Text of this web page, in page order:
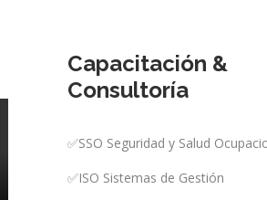
Capacitación &
Consultoría
✅SSO Seguridad y Salud
✅ISO Sistemas de Gestión